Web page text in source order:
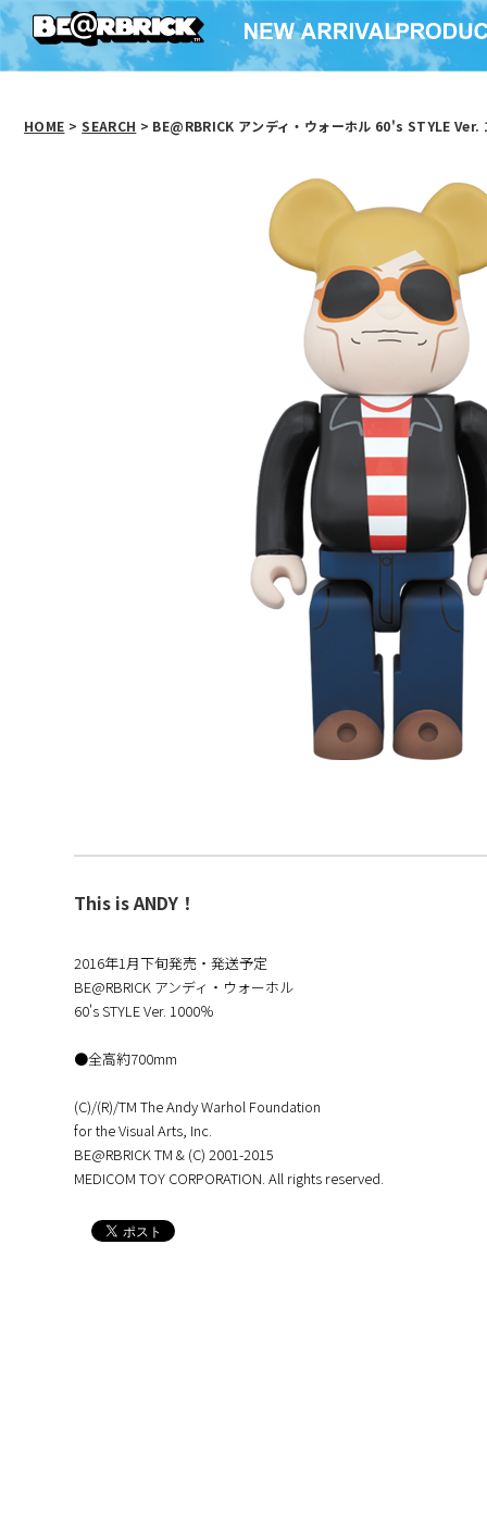
HOME > SEARCH > BE@RBRICK アンディ・ウォーホル 60's STYLE Ver.
This is ANDY！
2016年1月下旬発売・発送予定
BE@RBRICK アンディ・ウォーホル
60's STYLE Ver. 1000％
●全高約700mm
(C)/(R)/TM The Andy Warhol Foundation
for the Visual Arts, Inc.
BE@RBRICK TM & (C) 2001-2015
MEDICOM TOY CORPORATION. All rights reserved.